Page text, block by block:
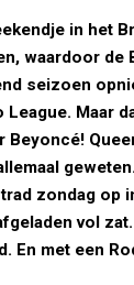
in het
waardoor de
seizoen
Maar
Beyoncé!
zondag op
vol
En met een